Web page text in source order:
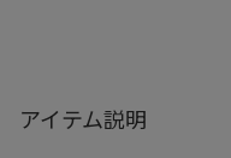
アイテム説明